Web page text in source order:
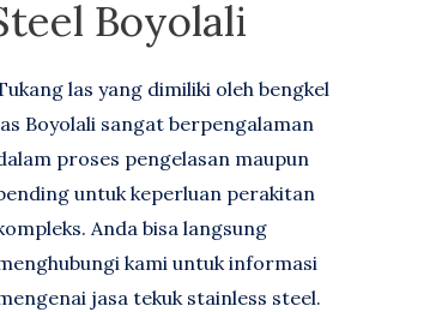
Boyolali
las yang dimiliki oleh bengkel
Boyolali sangat berpengalaman
proses pengelasan maupun
untuk keperluan perakitan
Anda bisa langsung
kami untuk informasi
jasa tekuk stainless steel.